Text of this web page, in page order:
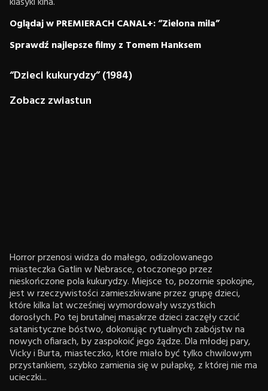
Oglądaj w PREMIERACH CANAL+: “Zielona mila”
Sprawdź najlepsze filmy z Tomem Hanksem
“Dzieci kukurydzy” (1984)
Zobacz zwiastun
Horror przenosi widza do małego, odizolowanego
miasteczka Gatlin w Nebrasce, otoczonego przez
nieskończone pola kukurydzy. Miejsce to, pozornie spokojne,
jest w rzeczywistości zamieszkiwane przez grupę dzieci,
które kilka lat wcześniej wymordowały wszystkich
dorosłych. Po tej brutalnej masakrze dzieci zaczęły czcić
satanistyczne bóstwo, dokonując rytualnych zabójstw na
nowych ofiarach, by zaspokoić jego żądze. Dla młodej pary,
Vicky i Burta, miasteczko, które miało być tylko chwilowym
przystankiem, szybko zamienia się w pułapkę, z której nie ma
ucieczki...